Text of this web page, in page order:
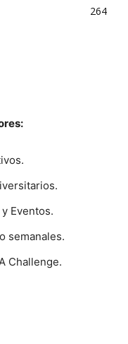
264
Eventos.
semanales.
Challenge.